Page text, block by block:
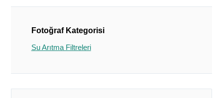
Fotoğraf Kategorisi
Su Arıtma Filtreleri